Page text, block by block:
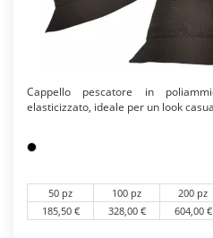
Cappello pescatore in
elasticizzato, ideale per un look
50 pz 100 pz 200 pz
185,50 €
328,00 € 604,00 €